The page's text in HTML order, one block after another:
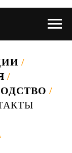
/
/
/